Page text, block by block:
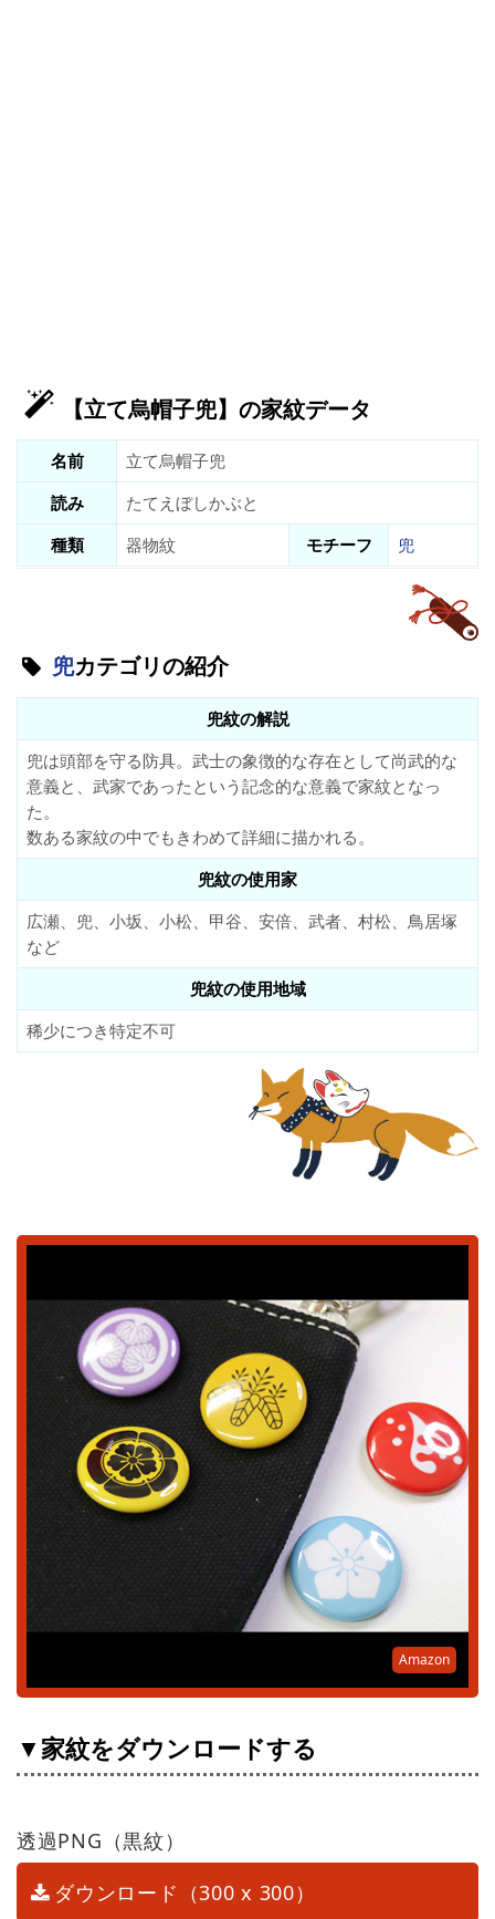
【立て烏帽子兜】の家紋データ
名前
立て烏帽子兜
読み
たてえぼしかぶと
種類
器物紋 モチーフ 兜
兜カテゴリの紹介
兜紋の解説
兜は頭部を守る防具。武士の象徴的な存在として尚武的な
意義と、武家であったという記念的な意義で家紋となっ
た。
数ある家紋の中でもきわめて詳細に描かれる。
兜紋の使用家
広瀬、兜、小坂、小松、甲谷、安倍、武者、村松、鳥居塚
など
兜紋の使用地域
稀少につき特定不可
Amazon
▼家紋をダウンロードする
透過PNG（黒紋）
ダウンロード（300 x 300）